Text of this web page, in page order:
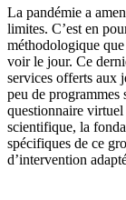
La pandémie a
limites. C’est en
méthodologique
voir le jour. Ce
services offerts aux
peu de programmes
questionnaire virtuel
scientifique, la
spécifiques de ce
d’intervention